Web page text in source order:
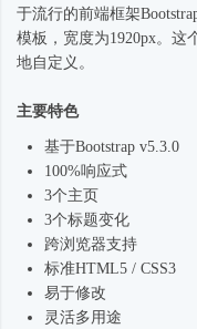
于流行的前端框架
模板，宽度为1920px。这
地自定义。
主要特色
基于Bootstrap v5.3.0
100%响应式
3个主页
3个标题变化
跨浏览器支持
标准HTML5 / CSS3
易于修改
灵活多用途